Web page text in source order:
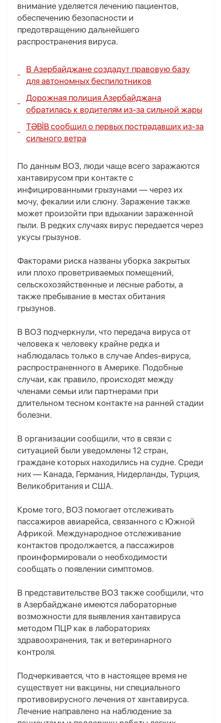
внимание уделяется лечению пациентов,
обеспечению безопасности и
предотвращению дальнейшего
распространения вируса.
В Азербайджане создадут правовую базу
для автономных беспилотников
Дорожная полиция Азербайджана
обратилась к водителям из-за сильной жары
TƏBİB сообщил о первых пострадавших из-за
сильного ветра
По данным ВОЗ, люди чаще всего заражаются
хантавирусом при контакте с
инфицированными грызунами — через их
мочу, фекалии или слюну. Заражение также
может произойти при вдыхании зараженной
пыли. В редких случаях вирус передается через
укусы грызунов.
Факторами риска названы уборка закрытых
или плохо проветриваемых помещений,
сельскохозяйственные и лесные работы, а
также пребывание в местах обитания
грызунов.
В ВОЗ подчеркнули, что передача вируса от
человека к человеку крайне редка и
наблюдалась только в случае Andes-вируса,
распространенного в Америке. Подобные
случаи, как правило, происходят между
членами семьи или партнерами при
длительном тесном контакте на ранней стадии
болезни.
В организации сообщили, что в связи с
ситуацией были уведомлены 12 стран,
граждане которых находились на судне. Среди
них — Канада, Германия, Нидерланды, Турция,
Великобритания и США.
Кроме того, ВОЗ помогает отслеживать
пассажиров авиарейса, связанного с Южной
Африкой. Международное отслеживание
контактов продолжается, а пассажиров
проинформировали о необходимости
сообщать о появлении симптомов.
В представительстве ВОЗ также сообщили, что
в Азербайджане имеются лабораторные
возможности для выявления хантавируса
методом ПЦР как в лабораториях
здравоохранения, так и ветеринарного
контроля.
Подчеркивается, что в настоящее время не
существует ни вакцины, ни специального
противовирусного лечения от хантавируса.
Лечение направлено на наблюдение за